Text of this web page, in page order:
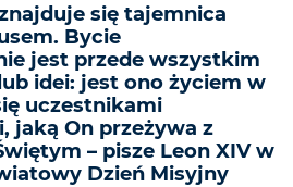
się tajemnica
Bycie
jest przede wszystkim
idei: jest ono życiem w
uczestnikami
jaką On przeżywa z
– pisze Leon XIV w
Dzień Misyjny